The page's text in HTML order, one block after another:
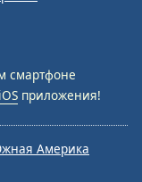
смартфоне
iOS приложения!
Америка